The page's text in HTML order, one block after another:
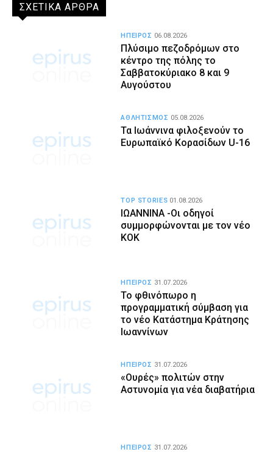
ΣΧΕΤΙΚΑ ΑΡΘΡΑ
Πλύσιμο πεζοδρόμων στο
κέντρο της πόλης το
Σαββατοκύριακο 8 και 9
Αυγούστου
ΗΠΕΙΡΟΣ 06.08.2026
Τα Ιωάννινα φιλοξενούν το
Ευρωπαϊκό Κορασίδων U-16
ΑΘΛΗΤΙΣΜΟΣ 05.08.2026
ΙΩΑΝΝΙΝΑ -Οι οδηγοί
συμμορφώνονται με τον νέο
ΚΟΚ
TOP STORIES 01.08.2026
Το φθινόπωρο η
προγραμματική σύμβαση για
το νέο Κατάστημα Κράτησης
Ιωαννίνων
ΗΠΕΙΡΟΣ 31.07.2026
«Ουρές» πολιτών στην
Αστυνομία για νέα διαβατήρια
ΗΠΕΙΡΟΣ 31.07.2026
ΗΠΕΙΡΟΣ 31.07.2026